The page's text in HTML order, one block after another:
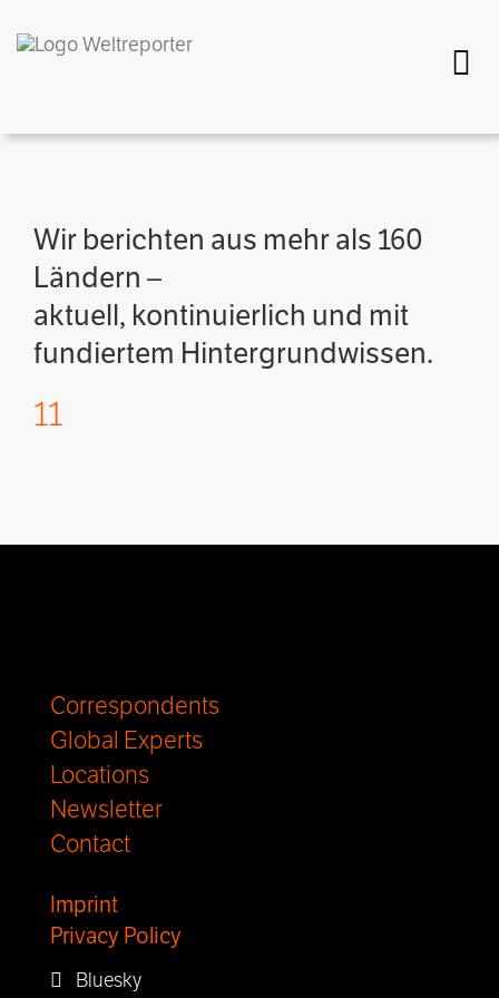
Wir berichten aus mehr als 160
Ländern –
aktuell, kontinuierlich und mit
fundiertem Hintergrundwissen.
11
Correspondents
Global Experts
Locations
Newsletter
Contact
Imprint
Privacy Policy
Bluesky